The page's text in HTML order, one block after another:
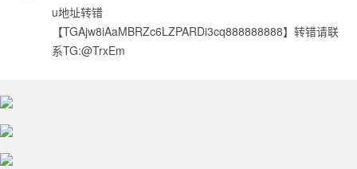
u地址转错
【TGAjw8iAaMBRZc6LZPARDi3cq888888888】转错请联
系TG:@TrxEm